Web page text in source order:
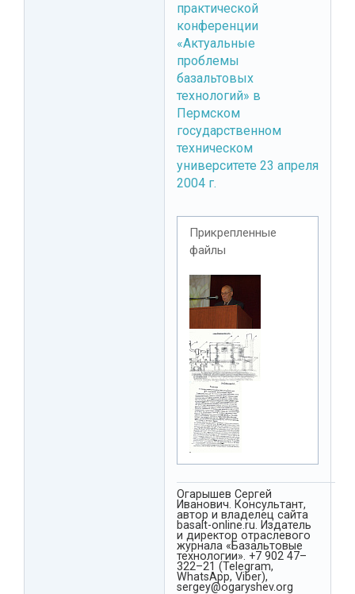
практической
конференции
«Актуальные
проблемы
базальтовых
технологий» в
Пермском
государственном
техническом
университете 23 апреля
2004 г.
Прикрепленные
файлы
Огарышев Сергей
Иванович. Консультант,
автор и владелец сайта
basalt-online.ru. Издатель
и директор отраслевого
журнала «Базальтовые
технологии». +7 902 47–
322–21 (Telegram,
WhatsApp, Viber),
sergey@ogaryshev.org